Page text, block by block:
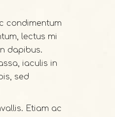
condimentum
lectus mi
dapibus.
iaculis in
sed
Etiam ac